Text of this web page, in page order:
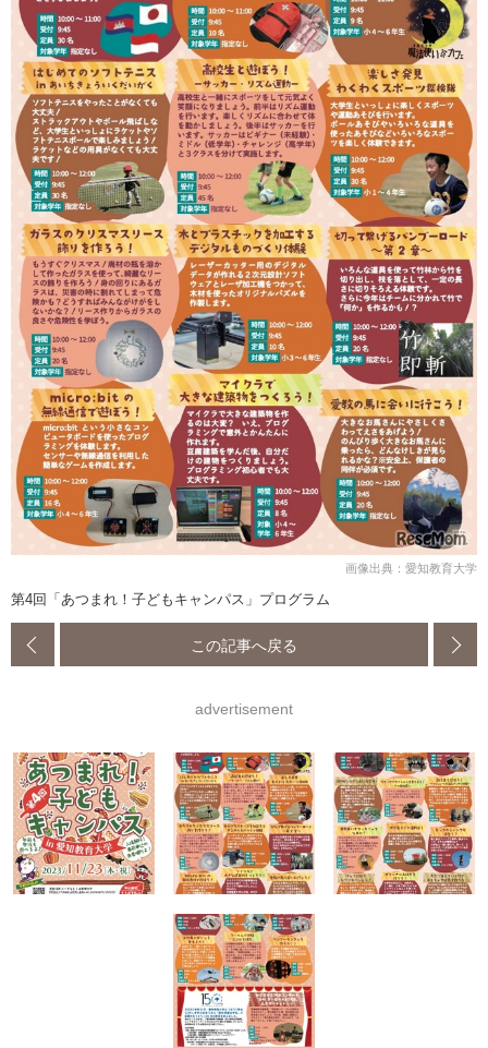
画像出典：愛知教育大学
第4回「あつまれ！子どもキャンパス」プログラム
この記事へ戻る
advertisement